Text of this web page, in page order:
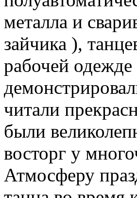
металла и
зайчика ),
рабочей
читали
были
восторг у
Атмосферу